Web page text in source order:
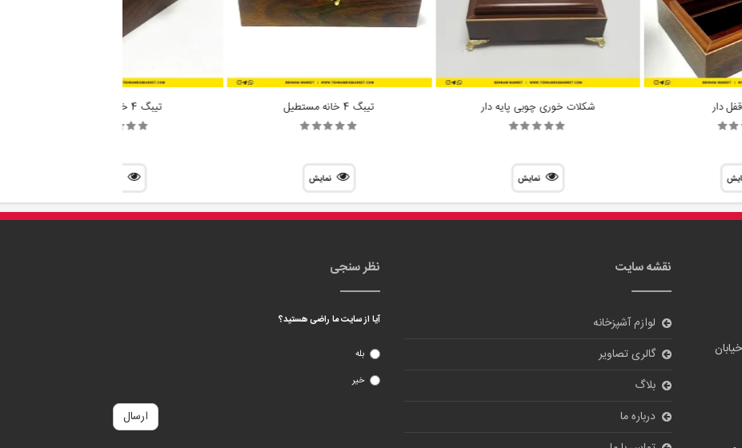
درباره ما
آیا از سایت ما راضی هستید؟
ارسال